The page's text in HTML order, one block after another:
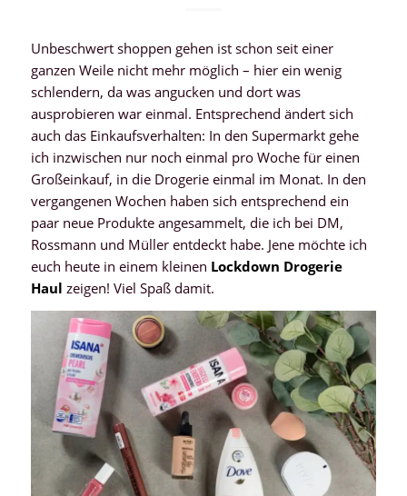
Unbeschwert shoppen gehen ist schon seit einer
ganzen Weile nicht mehr möglich – hier ein wenig
schlendern, da was angucken und dort was
ausprobieren war einmal. Entsprechend ändert sich
auch das Einkaufsverhalten: In den Supermarkt gehe
ich inzwischen nur noch einmal pro Woche für einen
Großeinkauf, in die Drogerie einmal im Monat. In den
vergangenen Wochen haben sich entsprechend ein
paar neue Produkte angesammelt, die ich bei DM,
Rossmann und Müller entdeckt habe. Jene möchte ich
euch heute in einem kleinen Lockdown Drogerie
Haul zeigen! Viel Spaß damit.